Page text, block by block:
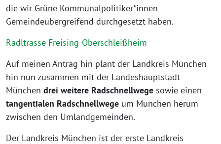
die wir Grüne Kommunalpolitiker*innen
Gemeindeübergreifend durchgesetzt haben.
Radltrasse Freising-Oberschleißheim
Auf meinen Antrag hin plant der Landkreis München
hin nun zusammen mit der Landeshauptstadt
München drei weitere Radschnellwege sowie einen
tangentialen Radschnellwege um München herum
zwischen den Umlandgemeinden.
Der Landkreis München ist der erste Landkreis